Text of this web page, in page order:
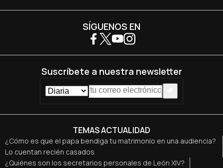
TEMAS ACTUALIDAD
¿Cómo es que el papa bendiga tu matrimonio en una audiencia?
Lo cuentan recién casados
¿Quiénes son los secretarios personales de León XIV?
SÍGUENOS EN
Suscríbete a nuestra newsletter